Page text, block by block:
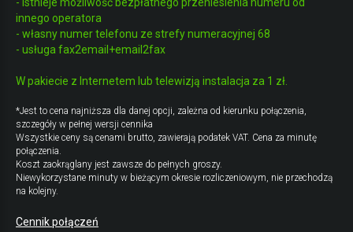
innego operatora
- własny numer telefonu ze strefy numeracyjnej 68
- usługa fax2email+email2fax
W pakiecie z Internetem lub telewizją instalacja za 1 zł.
*Jest to cena najniższa dla danej opcji, zależna od kierunku połączenia,
szczegóły w pełnej wersji cennika
Wszystkie ceny są cenami brutto, zawierają podatek VAT. Cena za minutę
połączenia.
Koszt zaokrąglany jest zawsze do pełnych groszy.
Niewykorzystane minuty w bieżącym okresie rozliczeniowym, nie przechodzą
na kolejny.
Cennik połączeń